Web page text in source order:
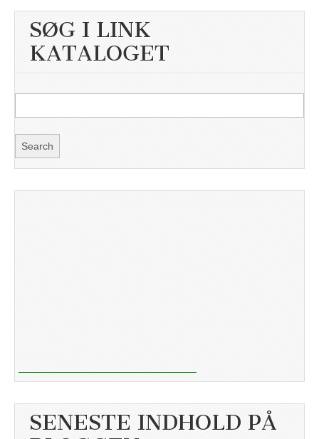
SØG I LINK
KATALOGET
SENESTE INDHOLD PÅ